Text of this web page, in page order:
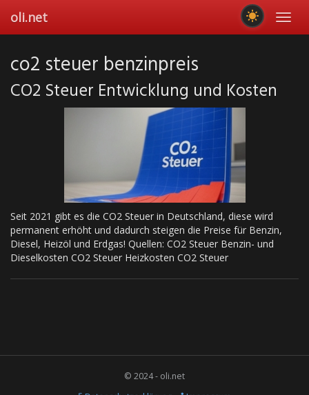
main
oli.net
co2 steuer benzinpreis
CO2 Steuer Entwicklung und Kosten
Seit 2021 gibt es die CO2 Steuer in Deutschland, diese wird
permanent erhöht und dadurch steigen die Preise für Benzin,
Diesel, Heizöl und Erdgas! Quellen: CO2 Steuer Benzin- und
Dieselkosten CO2 Steuer Heizkosten CO2 Steuer
© 2024 - oli.net